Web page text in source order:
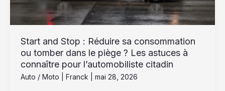
Start and Stop : Réduire sa consommation
ou tomber dans le piège ? Les astuces à
connaître pour l’automobiliste citadin
Auto / Moto Franck mai 28, 2026
tomber
dans
piège
?
Les
astuces